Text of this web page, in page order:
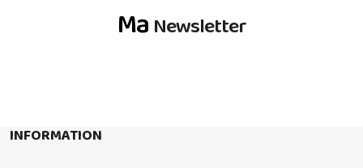
Ma Newsletter
INFORMATION